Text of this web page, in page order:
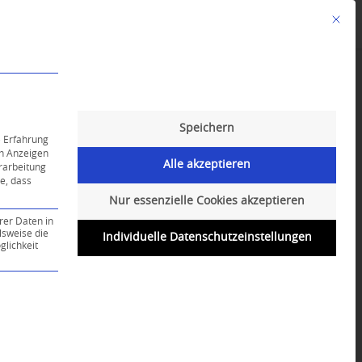
Mit
Erfahrung
Anzeigen
dass
Daten in
die
ist essenziell und kann nicht abgewählt
Speichern
Alle akzeptieren
Nur essenzielle Cookies akzeptieren
Individuelle Datenschutzeinstellungen